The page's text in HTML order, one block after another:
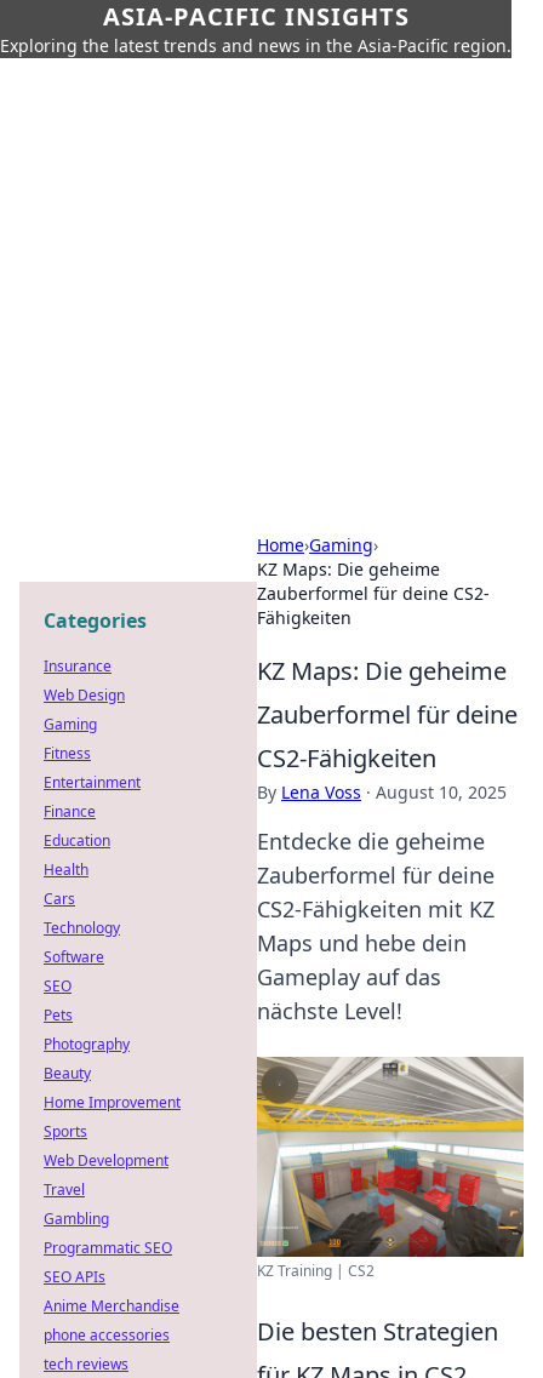
ASIA-PACIFIC INSIGHTS
Exploring the latest trends and news in the Asia-Pacific region.
Home›Gaming›
KZ Maps: Die geheime
Zauberformel für deine CS2-
Fähigkeiten
KZ Maps: Die geheime
Zauberformel für deine
CS2-Fähigkeiten
By Lena Voss · August 10, 2025
Entdecke die geheime
Zauberformel für deine
CS2-Fähigkeiten mit KZ
Maps und hebe dein
Gameplay auf das
nächste Level!
KZ Training | CS2
Die besten Strategien
Categories
Insurance
Web Design
Gaming
Fitness
Entertainment
Finance
Education
Health
Cars
Technology
Software
SEO
Pets
Photography
Beauty
Home Improvement
Sports
Web Development
Travel
Gambling
Programmatic SEO
SEO APIs
Anime Merchandise
phone accessories
tech reviews